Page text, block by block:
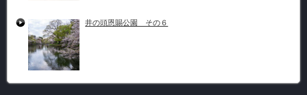
井の頭恩賜公園 その６